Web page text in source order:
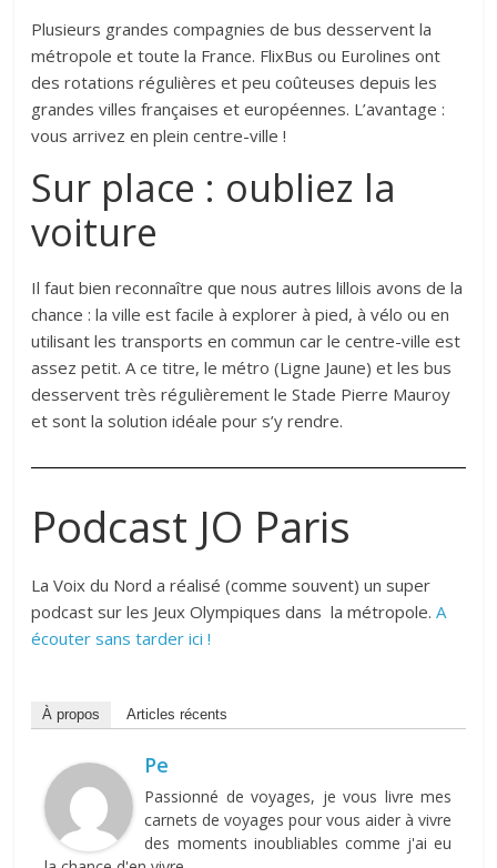
Plusieurs grandes compagnies de bus desservent la
métropole et toute la France. FlixBus ou Eurolines ont
des rotations régulières et peu coûteuses depuis les
grandes villes françaises et européennes. L’avantage :
vous arrivez en plein centre-ville !
Sur place : oubliez la
voiture
Il faut bien reconnaître que nous autres lillois avons de la
chance : la ville est facile à explorer à pied, à vélo ou en
utilisant les transports en commun car le centre-ville est
assez petit. A ce titre, le métro (Ligne Jaune) et les bus
desservent très régulièrement le Stade Pierre Mauroy
et sont la solution idéale pour s’y rendre.
Podcast JO Paris
La Voix du Nord a réalisé (comme souvent) un super
podcast sur les Jeux Olympiques dans la métropole.A
écouter sans tarder ici !
À propos Articles récents
Pe
Passionné de voyages, je vous livre mes
carnets de voyages pour vous aider à vivre
des moments inoubliables comme j'ai eu